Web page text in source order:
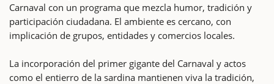
Carnaval con un programa que mezcla humor, tradición y
participación ciudadana. El ambiente es cercano, con
implicación de grupos, entidades y comercios locales.
La incorporación del primer gigante del Carnaval y actos
como el entierro de la sardina mantienen viva la tradición,